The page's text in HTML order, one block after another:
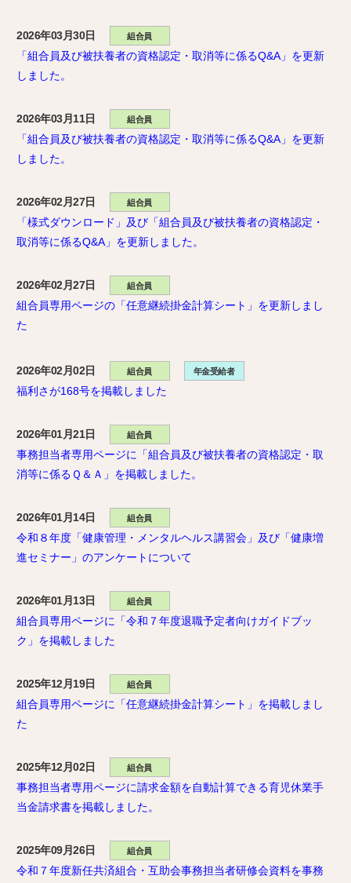
2026年03月30日 組合員
「組合員及び被扶養者の資格認定・取消等に係るQ&A」を更新
しました。
2026年03月11日 組合員
「組合員及び被扶養者の資格認定・取消等に係るQ&A」を更新
しました。
2026年02月27日 組合員
「様式ダウンロード」及び「組合員及び被扶養者の資格認定・
取消等に係るQ&A」を更新しました。
2026年02月27日 組合員
組合員専用ページの「任意継続掛金計算シート」を更新しまし
た
2026年02月02日 組合員 年金受給者
福利さが168号を掲載しました
2026年01月21日 組合員
事務担当者専用ページに「組合員及び被扶養者の資格認定・取
消等に係るＱ＆Ａ」を掲載しました。
2026年01月14日 組合員
令和８年度「健康管理・メンタルヘルス講習会」及び「健康増
進セミナー」のアンケートについて
2026年01月13日 組合員
組合員専用ページに「令和７年度退職予定者向けガイドブッ
ク」を掲載しました
2025年12月19日 組合員
組合員専用ページに「任意継続掛金計算シート」を掲載しまし
た
2025年12月02日 組合員
事務担当者専用ページに請求金額を自動計算できる育児休業手
当金請求書を掲載しました。
2025年09月26日 組合員
令和７年度新任共済組合・互助会事務担当者研修会資料を事務